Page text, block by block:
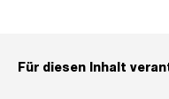
Für diesen Inhalt